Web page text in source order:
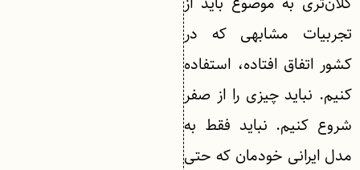
تجربیات مشابهی که در
کشور اتفاق افتاده، استفاده
کنیم. نباید چیزی را از صفر
شروع کنیم. نباید فقط به
مدل ایرانی خودمان که حتی